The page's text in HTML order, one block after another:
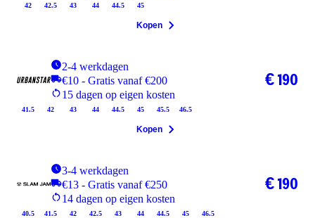
42 42.5 43 44 44.5 45
Kopen
2-4 werkdagen
€10 - Gratis vanaf €200
15 dagen op eigen kosten
41.5 42 43 44 44.5 45 45.5 46.5
€ 190
Kopen
3-4 werkdagen
€13 - Gratis vanaf €250
14 dagen op eigen kosten
40.5 41.5 42 42.5 43 44 44.5 45 46.5
€ 190